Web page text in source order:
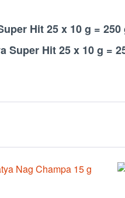
Hit 25 x 10 g = 250
Super Hit 25 x 10 g =